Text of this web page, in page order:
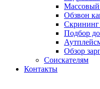
Массовый
Обзвон
Подбор
Обзор
Соискателям
Контакты